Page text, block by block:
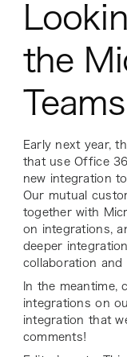
the
Early next year,
that use Office
new integration
Our mutual
together with
on integrations,
deeper
collaboration
In the
integrations on
integration that
comments!